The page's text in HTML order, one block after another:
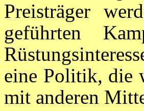
Preisträger
geführten
eine Politik, die
mit anderen